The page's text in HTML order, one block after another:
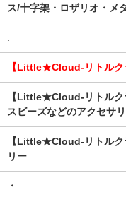
ス/十字架・ロザリオ・メ
.
【Little★Cloud-リトルク
【Little★Cloud-リトルク
スビーズなどのアクセサ
【Little★Cloud-リトル
リー
・